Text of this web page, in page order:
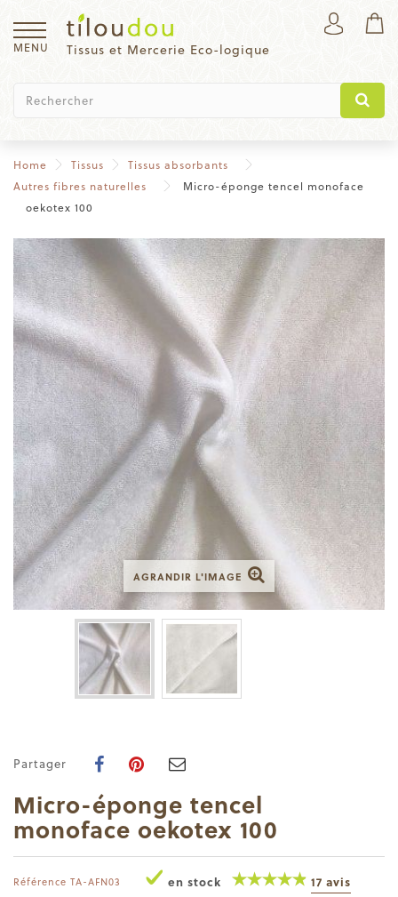
Tissus et Mercerie Eco-logique
MENU
Home Tissus
Tissus absorbants
Autres fibres naturelles
Micro-éponge tencel monoface
oekotex 100
AGRANDIR L'IMAGE
Partager
Micro-éponge tencel
monoface oekotex 100
Référence TA-AFN03 en stock 17 avis